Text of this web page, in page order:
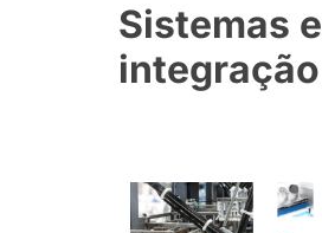
Sistemas e
integração